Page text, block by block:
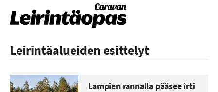
Leirintäalueiden esittelyt
Lampien rannalla pääsee irti